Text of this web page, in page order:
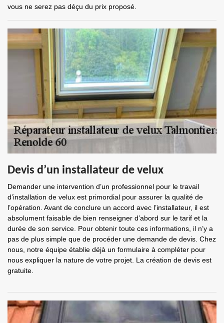
vous ne serez pas déçu du prix proposé.
Devis d’un installateur de velux
Demander une intervention d’un professionnel pour le travail
d’installation de velux est primordial pour assurer la qualité de
l’opération. Avant de conclure un accord avec l’installateur, il est
absolument faisable de bien renseigner d’abord sur le tarif et la
durée de son service. Pour obtenir toute ces informations, il n’y a
pas de plus simple que de procéder une demande de devis. Chez
nous, notre équipe établie déjà un formulaire à compléter pour
nous expliquer la nature de votre projet. La création de devis est
gratuite.